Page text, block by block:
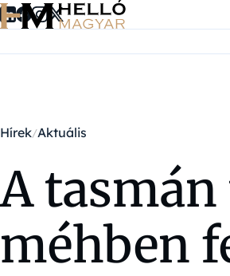
Ugrás a tartalomra
Hírek Aktuális
A
méhben